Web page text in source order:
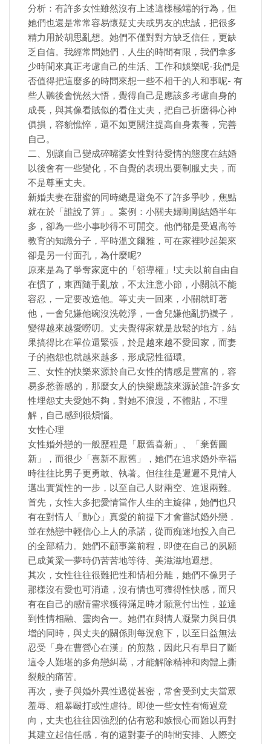
分析：有許多女性雖然沒有上述這樣極端的行為，但
她們也還是常常容易懷疑丈夫或男友的忠誠，把很多
精力用於胡思亂想。她們不僅對對方缺乏信任，更缺
乏自信。我經常問她們，人生的時間有限，我們拿多
少時間來真正考慮自己的生活、工作和娛樂呢-我們是
否值得把這麼多的時間來想一些不相干的人和事呢- 有
些人聽後會恍然大悟，覺得自己是應該多考慮自身的
成長，與其像看賊似的看住丈夫，把自己折磨得心神
俱損，容貌憔悴，還不如更關注提高自身素養，完善
自己。
二、別讓自己變成碎嘴婆女性對待愛情的態度在結婚
以後會有一些變化，不自覺的表現出要制服丈夫，而
不是尊重丈夫。
新婚夫妻在甜蜜的同時總是避免不了許多爭吵，焦點
就在於「誰說了算」。案例：小關夫婦剛剛結婚半年
多，卻為一些小事吵得不可開交。他們都是受過高等
教育的知識分子，平時溫文爾雅，可在家裡吵起架來
卻是另一付面孔，為什麼呢?
原來是為了爭奪家庭中的「領導權」!丈夫以前自由自
在慣了，東西隨手亂放，不太注意小節，小關就不能
容忍，一定要改造他。等丈夫一回來，小關就盯著
他，一會兒嫌他碗沒洗乾淨，一會兒嫌他亂扔襪子，
變得越來越愛嘮叨。丈夫覺得家就是放鬆的地方，結
果搞得比在單位還緊張，於是越來越不愛回家，而妻
子的抱怨也就越來越多，形成惡性循環。
三、女性的快樂來源於自己女性的情感是豐富的，容
易多愁善感的，那麼女人的快樂應該來源於誰-許多女
性埋怨丈夫愛她不夠，對她不浪漫，不體貼，不理
解，自己感到很煩惱。
女性心理
女性婚外戀的一般歷程是「厭舊喜新」、「棄舊圖
新」，而很少「喜新不厭舊」，她們在追求婚外幸福
時往往比男子更勇敢、執著。但往往是遲遲不見情人
邁出實質性的一步，以至自己人財兩空、進退兩難。
首先，女性大多把愛情當作人生的主旋律，她們也只
有在對情人「動心」真愛的前提下才會嘗試婚外戀，
並在熱戀中輕信心上人的承諾，從而痴迷地投入自己
的全部精力。她們不顧事業前程，即使在自己的夙願
已成黃粱一夢時仍苦苦地等待、美滋滋地遐想。
其次，女性往往很難把性和情相分離，她們不像男子
那樣沒有愛也可消遣，沒有情也可獲得性快感，而只
有在自己的感情需求獲得滿足時才願意付出性，並達
到性情相融、靈肉合一。她們在與情人凝聚力與日俱
增的同時，與丈夫的關係則每況愈下，以至日益無法
忍受「身在曹營心在漢」的煎熬，因此只有早日了斷
這令人難堪的多角戀糾葛，才能解除精神和肉體上撕
裂般的痛苦。
再次，妻子與婚外異性過從甚密，常會受到丈夫當眾
羞辱、粗暴毆打或性虐待。即使一些女性有悔過意
向，丈夫也往往因強烈的佔有慾和嫉恨心而難以再對
其建立起信任感，有的還對妻子的時間安排、人際交